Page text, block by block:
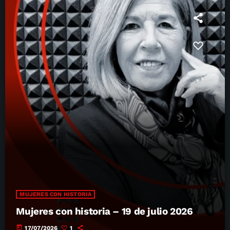
MUJERES CON HISTORIA
Mujeres con historia – 19 de julio 2026
today 17/07/2026 1